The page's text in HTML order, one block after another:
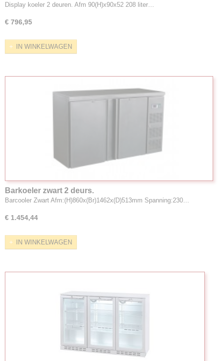
Display koeler 2 deuren. Afm 90(H)x90x52 208 liter…
€ 796,95
IN WINKELWAGEN
Barkoeler zwart 2 deurs.
Barcooler Zwart Afm:(H)860x(Br)1462x(D)513mm Spanning:230…
€ 1.454,44
IN WINKELWAGEN